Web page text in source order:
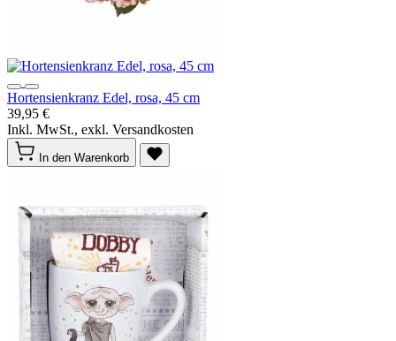
Hortensienkranz Edel, rosa, 45 cm
39,95 €
Inkl. MwSt., exkl. Versandkosten
In den Warenkorb